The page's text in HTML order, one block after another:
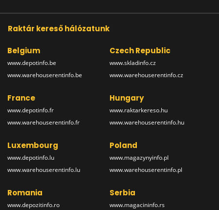
Raktár kereső hálózatunk
Belgium
www.depotinfo.be
www.warehouserentinfo.be
Czech Republic
www.skladinfo.cz
www.warehouserentinfo.cz
France
www.depotinfo.fr
www.warehouserentinfo.fr
Hungary
www.raktarkereso.hu
www.warehouserentinfo.hu
Luxembourg
www.depotinfo.lu
www.warehouserentinfo.lu
Poland
www.magazynyinfo.pl
www.warehouserentinfo.pl
Romania
www.depozitinfo.ro
Serbia
www.magacininfo.rs